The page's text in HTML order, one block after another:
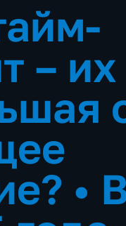
– их
•